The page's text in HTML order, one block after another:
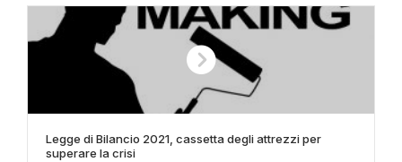
Legge di Bilancio 2021, cassetta degli attrezzi per
superare la crisi